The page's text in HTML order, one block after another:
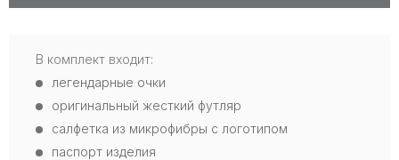
В комплект входит:
легендарные очки
оригинальный жесткий футляр
салфетка из микрофибры с логотипом
паспорт изделия